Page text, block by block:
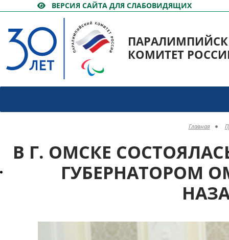
ВЕРСИЯ САЙТА ДЛЯ СЛАБОВИДЯЩИХ
КОМИТЕТ
Главная
В Г. ОМСКЕ
ГУБЕРНАТОРОМ